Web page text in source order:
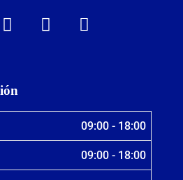
09:00 - 18:00
09:00 - 18:00